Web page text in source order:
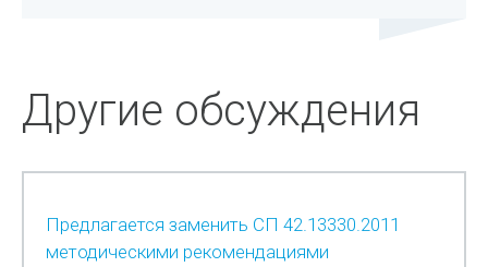
Другие обсуждения
Предлагается заменить СП 42.13330.2011
методическими рекомендациями